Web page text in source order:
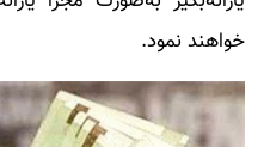
خواهند نمود.